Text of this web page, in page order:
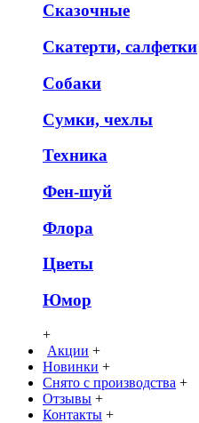
Сказочные
Скатерти, салфетки
Собаки
Сумки, чехлы
Техника
Фен-шуй
Флора
Цветы
Юмор
+
Акции +
Новинки +
Снято с производства +
Отзывы +
Контакты +